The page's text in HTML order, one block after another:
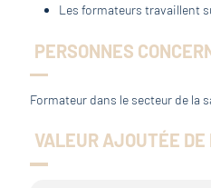
Les formateurs travaillent
PERSONNES
Formateur dans le secteur de la
VALEUR AJOUTÉE DE